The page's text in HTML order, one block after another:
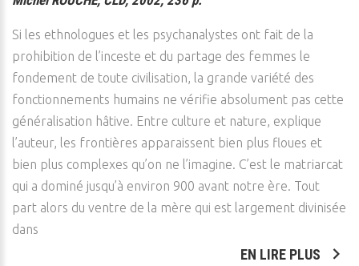
Si les ethnologues et les psychanalystes ont fait de la
prohibition de l’inceste et du partage des femmes le
fondement de toute civilisation, la grande variété des
fonctionnements humains ne vérifie absolument pas cette
généralisation hâtive. Entre culture et nature, explique
l’auteur, les frontières apparaissent bien plus floues et
bien plus complexes qu’on ne l’imagine. C’est le matriarcat
qui a dominé jusqu’à environ 900 avant notre ère. Tout
part alors du ventre de la mère qui est largement divinisée
dans
EN LIRE PLUS